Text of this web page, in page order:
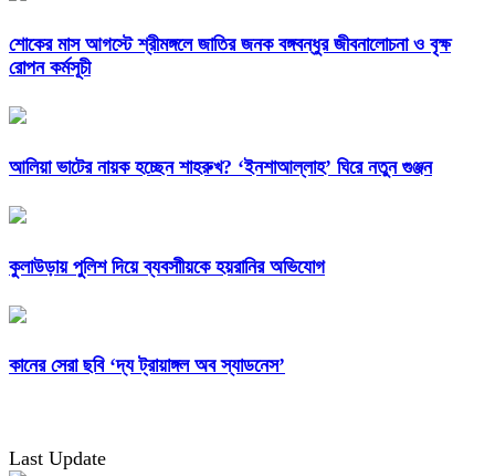
শোকের মাস আগস্টে শ্রীমঙ্গলে জাতির জনক বঙ্গবন্ধুর জীবনালোচনা ও বৃক্ষ
রোপন কর্মসূচী
আলিয়া ভাটের নায়ক হচ্ছেন শাহরুখ? ‘ইনশাআল্লাহ’ ঘিরে নতুন গুঞ্জন
কুলাউড়ায় পুলিশ দিয়ে ব্যবসাীয়কে হয়রানির অভিযোগ
কানের সেরা ছবি ‘দ্য ট্রায়াঙ্গল অব স্যাডনেস’
Last Update